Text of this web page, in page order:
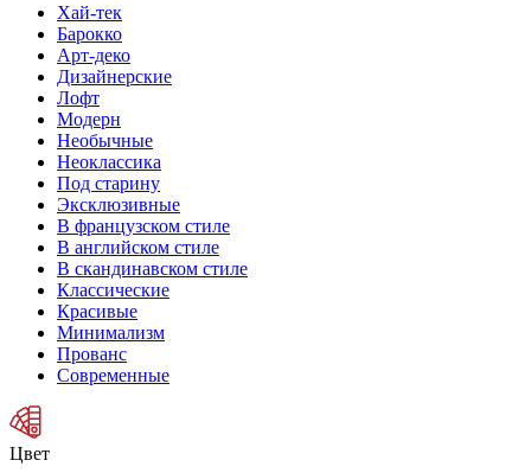
Хай-тек
Барокко
Арт-деко
Дизайнерские
Лофт
Модерн
Необычные
Неоклассика
Под старину
Эксклюзивные
В французском стиле
В английском стиле
В скандинавском стиле
Классические
Красивые
Минимализм
Прованс
Современные
Цвет